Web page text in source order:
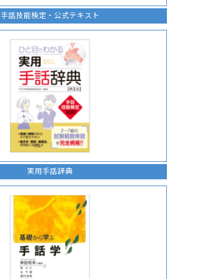
手話技能検定・公式テキスト
実用手話辞典